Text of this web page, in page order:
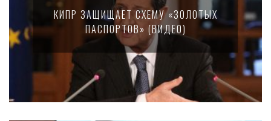
КИПР ЗАЩИЩАЕТ СХЕМУ «ЗОЛОТЫХ
ПАСПОРТОВ» (ВИДЕО)